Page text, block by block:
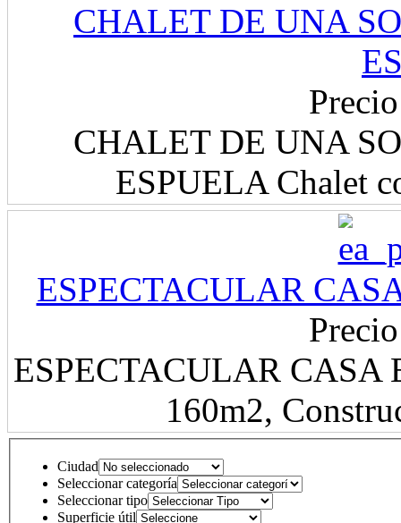
CHALET DE UNA
CHALET DE UNA
ESPUELA Chalet
ESPECTACULAR
ESPECTACULAR
160m2,
Ciudad
Seleccionar categoría
Seleccionar tipo
Superficie útil